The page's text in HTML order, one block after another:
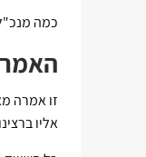
כמה
זו אמרה
אליו